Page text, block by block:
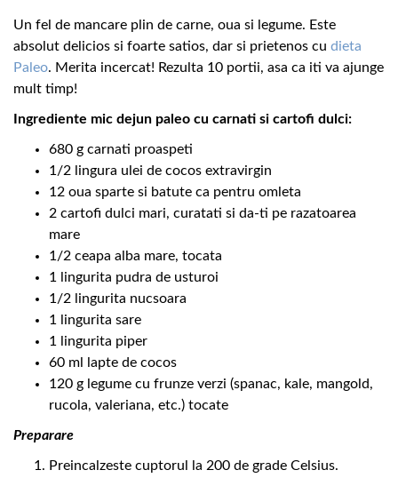
Un fel de mancare plin de carne, oua si legume. Este
absolut delicios si foarte satios, dar si prietenos cu dieta
Paleo. Merita incercat! Rezulta 10 portii, asa ca iti va ajunge
mult timp!
Ingrediente mic dejun paleo cu carnati si cartofi dulci:
680 g carnati proaspeti
1/2 lingura ulei de cocos extravirgin
12 oua sparte si batute ca pentru omleta
2 cartofi dulci mari, curatati si da-ti pe razatoarea
mare
1/2 ceapa alba mare, tocata
1 lingurita pudra de usturoi
1/2 lingurita nucsoara
1 lingurita sare
1 lingurita piper
60 ml lapte de cocos
120 g legume cu frunze verzi (spanac, kale, mangold,
rucola, valeriana, etc.) tocate
Preparare
Preincalzeste cuptorul la 200 de grade Celsius.